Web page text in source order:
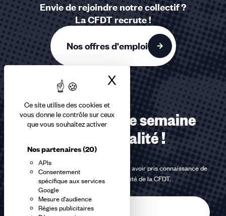
Ce site utilise des cookies et
vous donne le contrôle sur ceux
que vous souhaitez activer
Nos partenaires(20)
APIs
Consentement
spécifique aux services
Google
Mesure d'audience
Régies publicitaires
X Masquer le
Envie de rejoindre notre collectif ?
La CFDT recrute !
Nos offres d'emploi
Recevez chaque semaine
notre actualité !
En m'inscrivant à la newsletter, j'affirme avoir pris connaissance de
lapolitique de confidentialité de la CFDT.